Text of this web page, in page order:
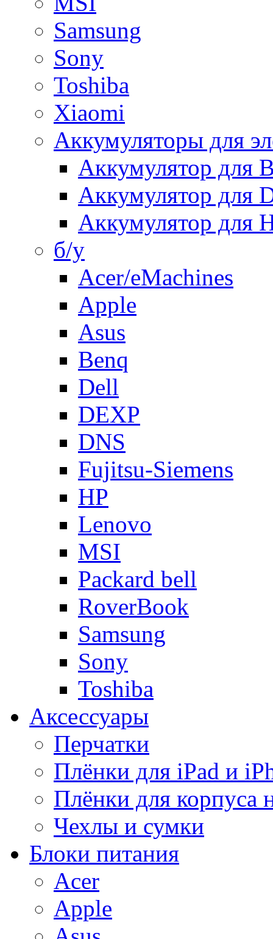
Samsung
Sony
Toshiba
Xiaomi
Аккумуляторы для
Аккумулятор для
Аккумулятор для
Аккумулятор для
б/у
Acer/eMachines
Apple
Asus
Benq
Dell
DEXP
DNS
Fujitsu-Siemens
HP
Lenovo
MSI
Packard bell
RoverBook
Samsung
Sony
Toshiba
Аксессуары
Перчатки
Плёнки для iPad и
Плёнки для корпуса
Чехлы и сумки
Блоки питания
Acer
Apple